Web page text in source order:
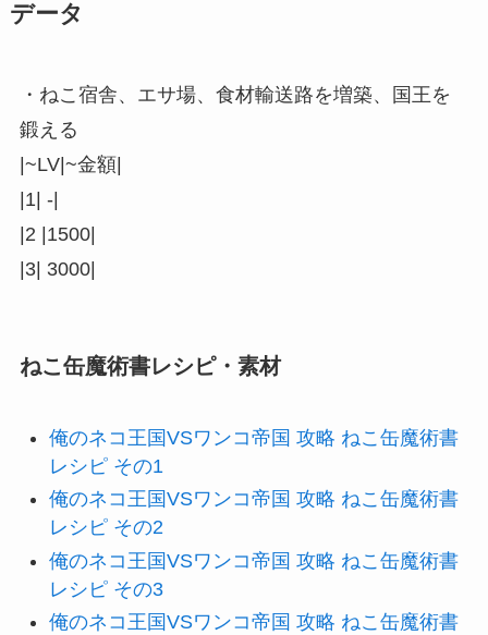
データ
・ねこ宿舎、エサ場、食材輸送路を増築、国王を
鍛える
|~LV|~金額|
|1| -|
|2 |1500|
|3| 3000|
ねこ缶魔術書レシピ・素材
俺のネコ王国VSワンコ帝国 攻略 ねこ缶魔術書
レシピ その1
俺のネコ王国VSワンコ帝国 攻略 ねこ缶魔術書
レシピ その2
俺のネコ王国VSワンコ帝国 攻略 ねこ缶魔術書
レシピ その3
俺のネコ王国VSワンコ帝国 攻略 ねこ缶魔術書